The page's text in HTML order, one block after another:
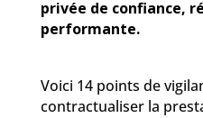
privée de confiance,
performante.
Voici 14 points de
contractualiser la